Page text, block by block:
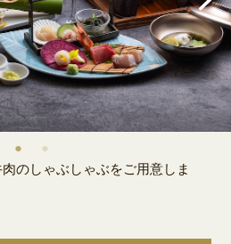
のしゃぶしゃぶをご用意しま